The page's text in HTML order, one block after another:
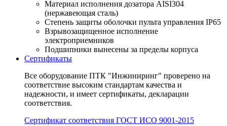
Материал исполнения дозатора AISI304
(нержавеющая сталь)
Степень защиты оболочки пульта управления IP65
Взрывозащищенное исполнение
электроприемников
Подшипники вынесены за пределы корпуса
Сертификаты
Все оборудование ПТК "Инжиниринг" проверено на
соответствие высоким стандартам качества и
надежности, и имеет сертификаты, декларации
соответствия.
Сертификат соответствия ГОСТ ИСО 9001-2015